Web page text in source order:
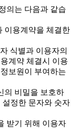
의는 다음과 같습
이용계약을 체결한
식별과 이용자의
계약 체결시 이용
보원이 부여하는
의 비밀을 보호하
정한 문자와 숫자
받기 위해 이용자